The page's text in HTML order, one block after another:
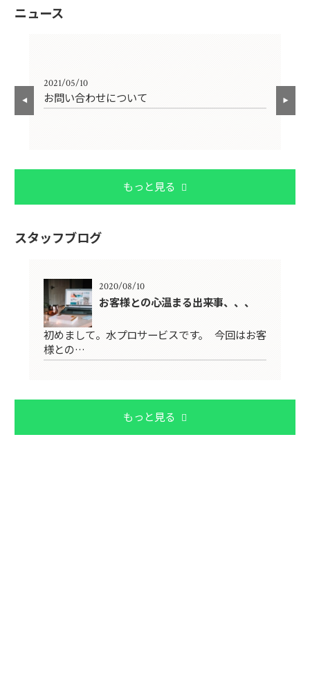
ニュース
2021/05/10
お問い合わせについて
もっと見る
スタッフブログ
2020/08/10
お客様との心温まる出来事、、、
初めまして。水プロサービスです。 今回はお客
様との…
もっと見る